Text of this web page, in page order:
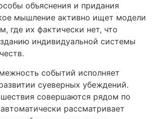
объяснения и придания
мышление активно ищет модели
где их фактически нет, что
индивидуальной системы
событий исполняет
суеверных убеждений.
совершаются рядом по
рассматривает